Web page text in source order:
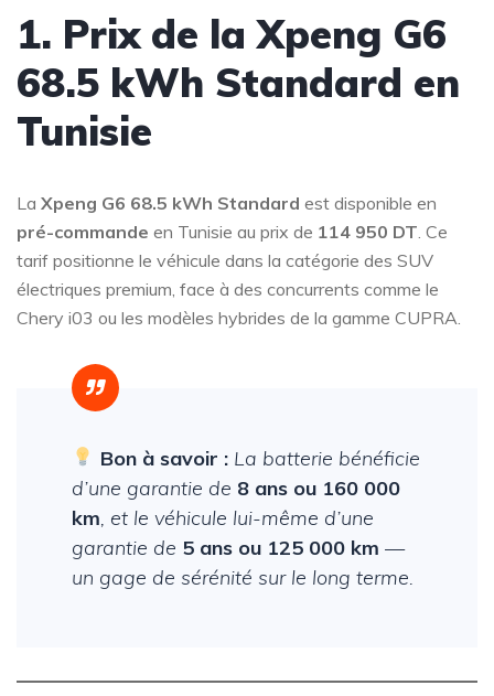
1. Prix de la Xpeng G6
68.5 kWh Standard en
Tunisie
La Xpeng G6 68.5 kWh Standard est disponible en
pré-commande en Tunisie au prix de 114 950 DT . Ce
tarif positionne le véhicule dans la catégorie des SUV
électriques premium, face à des concurrents comme le
Chery i03 ou les modèles hybrides de la gamme CUPRA.
Bon à savoir :La batterie bénéficie
d’une garantie de 8 ans ou 160 000
km , et le véhicule lui-même d’une
garantie de 5 ans ou 125 000 km —
un gage de sérénité sur le long terme.